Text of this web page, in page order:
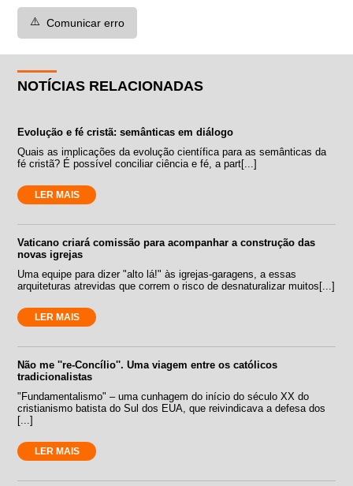
⚠️ Comunicar erro
NOTÍCIAS RELACIONADAS
Evolução e fé cristã: semânticas em diálogo
Quais as implicações da evolução científica para as semânticas da
fé cristã? É possível conciliar ciência e fé, a part[...]
LER MAIS
Vaticano criará comissão para acompanhar a construção das
novas igrejas
Uma equipe para dizer "alto lá!" às igrejas-garagens, a essas
arquiteturas atrevidas que correm o risco de desnaturalizar muitos[...]
LER MAIS
Não me ''re-Concílio''. Uma viagem entre os católicos
tradicionalistas
"Fundamentalismo" – uma cunhagem do início do século XX do
cristianismo batista do Sul dos EUA, que reivindicava a defesa dos
[...]
LER MAIS